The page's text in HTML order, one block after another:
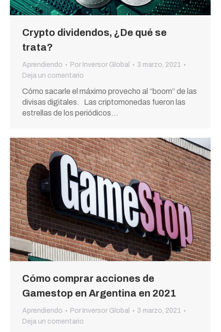
Crypto dividendos, ¿De qué se
trata?
Aprendiendo Por Inversor Global
3 marzo, 2021
Deja un comentario
Cómo sacarle el máximo provecho al “boom” de las
divisas digitales. Las criptomonedas fueron las
estrellas de los periódicos…
Cómo comprar acciones de
Gamestop en Argentina en 2021
Aprendiendo Por Inversor Global
3 marzo, 2021
Deja un comentario